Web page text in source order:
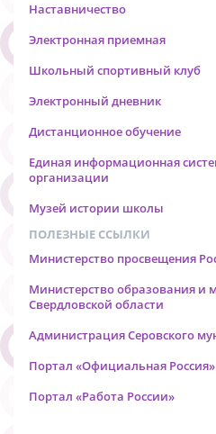
Наставничество
Электронная приемная
Школьный спортивный клуб
Электронный дневник
Дистанционное обучение
Единая информационная
организации
Музей истории школы
ПОЛЕЗНЫЕ ССЫЛКИ
Министерство просвещения
Министерство образования и
Свердловской области
Администрация Серовского
Портал «Официальная Россия»
Портал «Работа России»